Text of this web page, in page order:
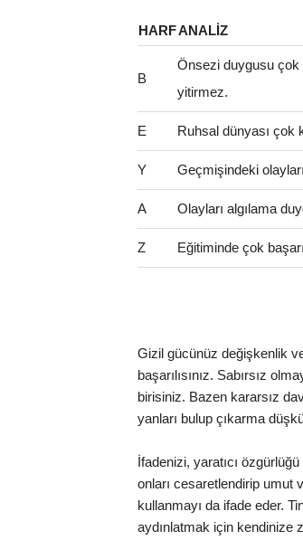
HARFANALIZ
B
Önsezi duygusu çok
yitirmez.
E Ruhsal dünyası çok
Y Geçmişindeki
A Olayları algılama
Z Eğitiminde çok
Gizil gücünüz değişkenlik
başarılısınız. Sabırsız
birisiniz. Bazen kararsız
yanları bulup çıkarma
İfadenizi, yaratıcı
onları cesaretlendirip umut
kullanmayı da ifade eder.
aydınlatmak için kendinize